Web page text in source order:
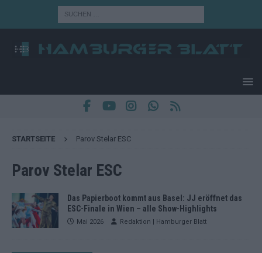
STARTSEITE Parov Stelar ESC
Parov Stelar ESC
Das Papierboot kommt aus Basel: JJ eröffnet das
ESC-Finale in Wien – alle Show-Highlights
Mai 2026 Redaktion | Hamburger Blatt